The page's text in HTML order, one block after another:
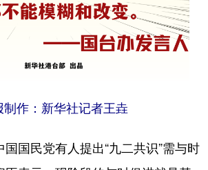
河南 湖北 湖南
广西 海南 重庆
贵州 云南
制作：新华社记者王垚
国民党有人提出“九二共识”需与时